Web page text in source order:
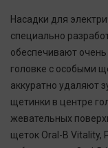
Насадки для
специально
обеспечивают
головке с особыми
аккуратно удаляют
щетинки в центре
жевательных
щеток Oral-B Vitality,